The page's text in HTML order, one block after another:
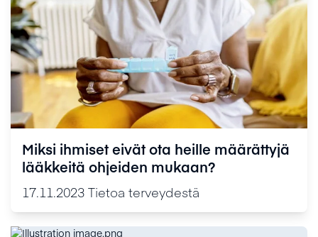
Miksi ihmiset eivät ota heille määrättyjä
lääkkeitä ohjeiden mukaan?
17.11.2023 Tietoa terveydestä